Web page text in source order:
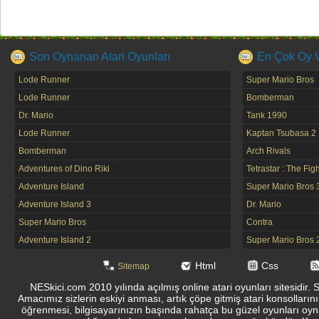
Son Oynanan Atari Oyunları
Lode Runner
Lode Runner
Dr. Mario
Lode Runner
Bomberman
Adventures of Dino Riki
Adventure Island
Adventure Island 3
Super Mario Bros
Adventure Island 2
En Çok Oy
Super Mario Bros
Bomberman
Tank 1990
Kaptan Tsubasa 2
Arch Rivals
Tetrastar : The
Super Mario Bros
Dr. Mario
Contra
Super Mario Bros
Sitemap Html
Css
NESkici.com 2010 yılında açılmış online atari oyunları
Amacımız sizlerin eskiyi anması, artık çöpe gitmiş atari
öğrenmesi, bilgisayarınızın başında rahatça bu güzel oyunları